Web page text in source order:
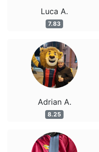
Luca A.
7.83
Adrian A.
8.25